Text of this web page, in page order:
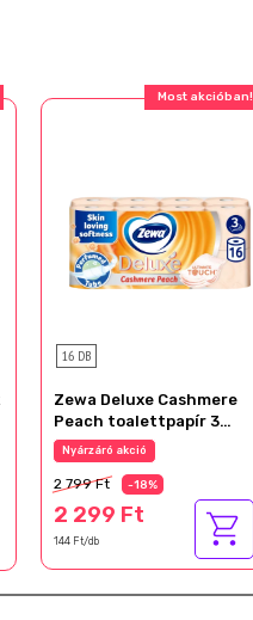
Most akcióban!
16 DB
Zewa Deluxe Cashmere
Peach toalettpapír 3
rétegű 16 tekercs
Nyárzáró akció
2 799 Ft -18%
2 299 Ft
144 Ft/db